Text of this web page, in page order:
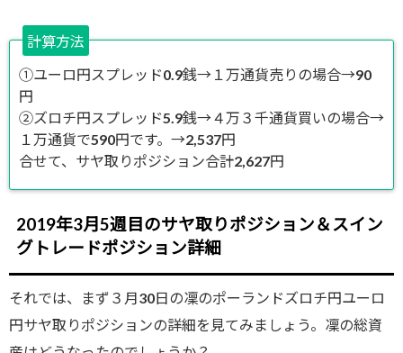
計算方法
①ユーロ円スプレッド0.9銭→１万通貨売りの場合→90
円
②ズロチ円スプレッド5.9銭→４万３千通貨買いの場合→
１万通貨で590円です。→2,537円
合せて、サヤ取りポジション合計2,627円
2019年3月5週目のサヤ取りポジション＆スイン
グトレードポジション詳細
それでは、まず３月30日の凜のポーランドズロチ円ユーロ
円サヤ取りポジションの詳細を見てみましょう。凜の総資